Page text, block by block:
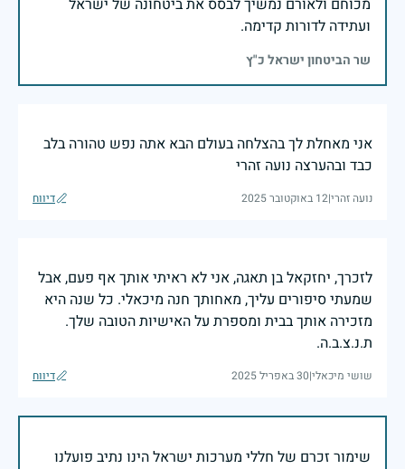
מכוחם ולאורם נמשיך לבסס את ביטחונה של ישראל
ועתידה לדורות קדימה.
שר הביטחון ישראל כ"ץ
אני מאחלת לך בהצלחה בעולם הבא אתה נפש טהורה בלב
כבד ובהערצה נועה זהרי
נועה זהרי|12 באוקטובר 2025 דיווח
לזכרך, יחזקאל בן תאגה, אני לא ראיתי אותך אף פעם, אבל
שמעתי סיפורים עליך, מאחותך חנה מיכאלי. כל שנה היא
מזכירה אותך בבית ומספרת על האישיות הטובה שלך.
ת.נ.צ.ב.ה.
שושי מיכאלי|30 באפריל 2025 דיווח
שימור זכרם של חללי מערכות ישראל הינו נתיב פועלנו